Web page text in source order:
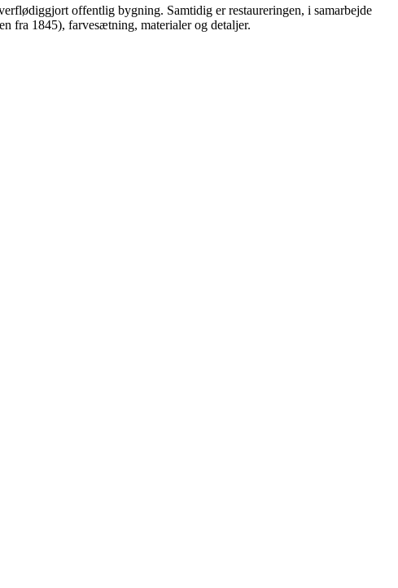
offentlig bygning. Samtidig er restaureringen, i samarbejde
fra 1845), farvesætning, materialer og detaljer.